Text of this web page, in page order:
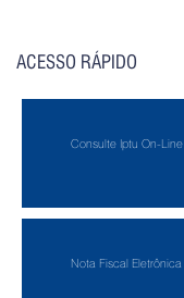
ACESSO RÁPIDO
Consulte Iptu On-Line
Nota Fiscal Eletrônica